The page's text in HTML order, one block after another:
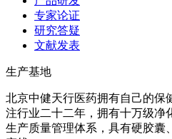
专家论证
研究答疑
文献发表
生产基地
北京中健天行医药拥有自己的保
注行业二十二年，拥有十万级净
生产质量管理体系，具有硬胶囊